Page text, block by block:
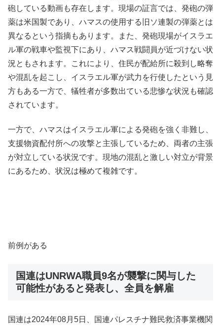
砲している動画も存在します。現場の証言では、発砲の弾
薬は米国製であり、ハマスの使用する旧ソ連製の弾薬とは
異なるという指摘もあります。また、発砲現場がイスラエ
ル軍の戦車や監視下にあり、ハマス戦闘員が近づけない状
況ともされます。これにより、住民が配給所に殺到し略奪
や混乱を起こし、イスラエル軍が武力を行使したという見
方もある一方で、犠牲者が多数出ている悲惨な状況も確認
されています。​
一方で、ハマスはイスラエル軍による発砲を強く非難し、
支援物資配付所への攻撃と主張しているため、両者の主張
が対立している状況です。現地の混乱と激しい対立が背景
にあるため、状況は極めて複雑です。
前例がある
国連はUNRWA職員9名が襲撃に関与した
可能性があると発表し、全員を解雇
国連は2024年08月5日、国連パレスチナ難民救済事業機関